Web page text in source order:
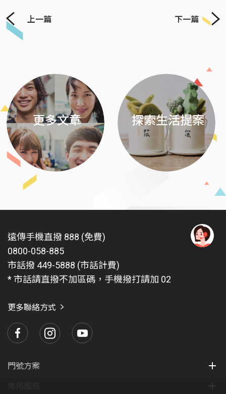
上一篇 下一篇
更多文章 探索生活提案
遠傳手機直撥 888 (免費)
0800-058-885
市話撥 449-5888 (市話計費)
* 市話請直撥不加區碼，手機撥打請加 02
更多聯絡方式
門號方案